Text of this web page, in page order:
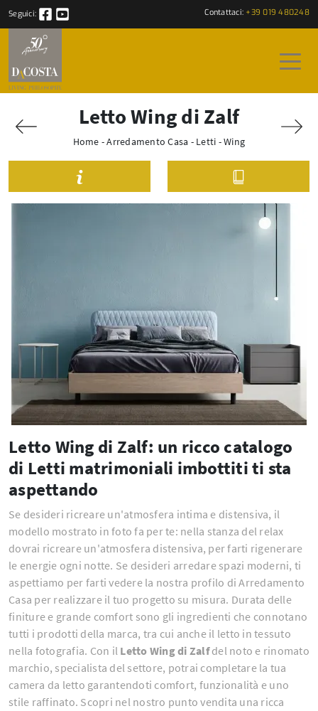
Seguici: Contattaci: +39 019 480248
Letto Wing di Zalf
Home -Arredamento Casa - Letti -Wing
Letto Wing di Zalf: un ricco catalogo
di Letti matrimoniali imbottiti ti sta
aspettando
Se desideri ricreare un'atmosfera intima e distensiva, il
modello mostrato in foto fa per te: nella stanza del relax
dovrai ricreare un'atmosfera distensiva, per farti rigenerare
le energie ogni notte. Se desideri arredare spazi moderni, ti
aspettiamo per farti vedere la nostra profilo di Arredamento
Casa per realizzare il tuo progetto su misura. Durata delle
finiture e grande comfort sono gli ingredienti che connotano
tutti i prodotti della marca, tra cui anche il letto in tessuto
nella fotografia. Con il Letto Wing di Zalfdel noto e rinomato
marchio, specialista del settore, potrai completare la tua
camera da letto garantendoti comfort, funzionalità e uno
stile raffinato. Scopri nel nostro punto vendita una ricca